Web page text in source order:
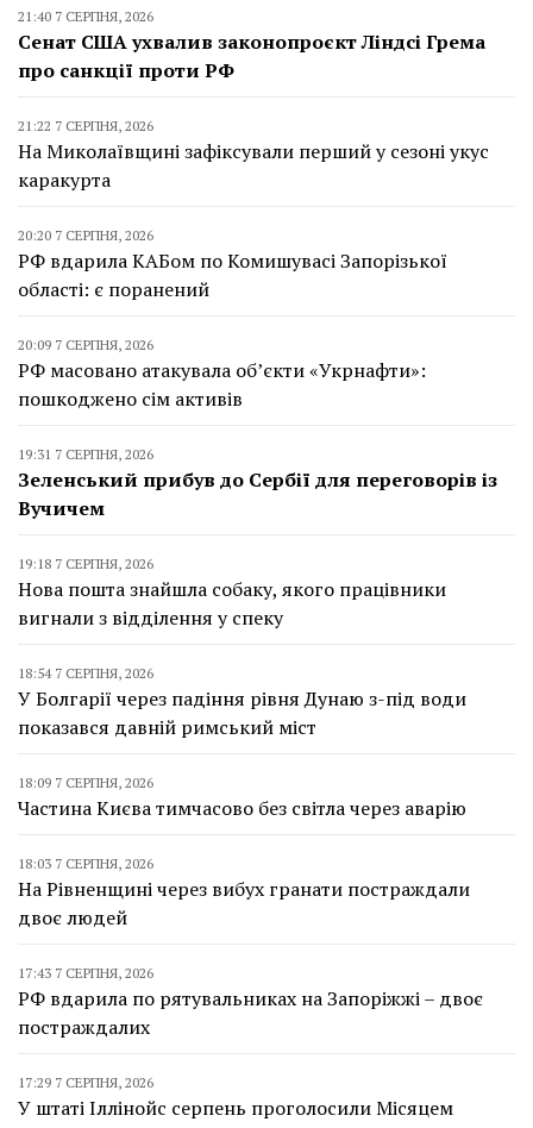
21:40 7 СЕРПНЯ, 2026
Сенат США ухвалив законопроєкт Ліндсі Грема
про санкції проти РФ
21:22 7 СЕРПНЯ, 2026
На Миколаївщині зафіксували перший у сезоні укус
каракурта
20:20 7 СЕРПНЯ, 2026
РФ вдарила КАБом по Комишувасі Запорізької
області: є поранений
20:09 7 СЕРПНЯ, 2026
РФ масовано атакувала об’єкти «Укрнафти»:
пошкоджено сім активів
19:31 7 СЕРПНЯ, 2026
Зеленський прибув до Сербії для переговорів із
Вучичем
19:18 7 СЕРПНЯ, 2026
Нова пошта знайшла собаку, якого працівники
вигнали з відділення у спеку
18:54 7 СЕРПНЯ, 2026
У Болгарії через падіння рівня Дунаю з-під води
показався давній римський міст
18:09 7 СЕРПНЯ, 2026
Частина Києва тимчасово без світла через аварію
18:03 7 СЕРПНЯ, 2026
На Рівненщині через вибух гранати постраждали
двоє людей
17:43 7 СЕРПНЯ, 2026
РФ вдарила по рятувальниках на Запоріжжі – двоє
постраждалих
17:29 7 СЕРПНЯ, 2026
У штаті Іллінойс серпень проголосили Місяцем